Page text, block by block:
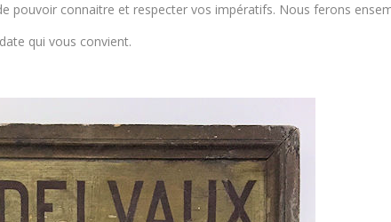
pouvoir connaitre et respecter vos impératifs. Nous ferons
qui vous convient.